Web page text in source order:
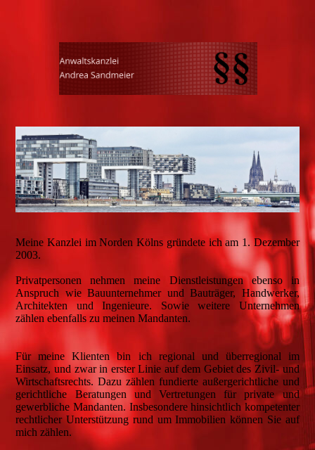
Meine Kanzlei im Norden Kölns gründete ich am 1. Dezember
2003.
Privatpersonen nehmen meine Dienstleistungen ebenso in
Anspruch wie Bauunternehmer und Bauträger, Handwerker,
Architekten und Ingenieure. Sowie weitere Unternehmen
zählen ebenfalls zu meinen Mandanten.
Für meine Klienten bin ich regional und überregional im
Einsatz, und zwar in erster Linie auf dem Gebiet des Zivil- und
Wirtschaftsrechts. Dazu zählen fundierte außergerichtliche und
gerichtliche Beratungen und Vertretungen für private und
gewerbliche Mandanten. Insbesondere hinsichtlich kompetenter
rechtlicher Unterstützung rund um Immobilien können Sie auf
mich zählen.